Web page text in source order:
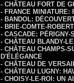
- CHÂTEAU FORT DE
- FRANCE MINIATURE:
- BANDOL:
- BRIE-COMTE-
- CASCADE: PÉRIGNY-
- CHÂTEAU BLANDY-
- CHÂTEAU CHAMPS-
D'ÉLÉGANCE
- CHÂTEAU DE
- CHÂTEAU LUGNY:
- CHOISY-LE-ROI: UN